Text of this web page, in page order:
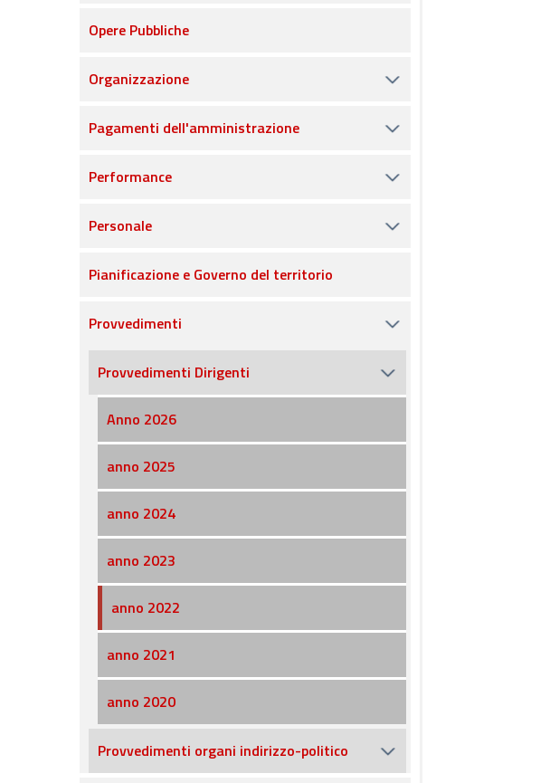
Opere Pubbliche
Organizzazione
Pagamenti dell'amministrazione
Performance
Personale
Pianificazione e Governo del territorio
Provvedimenti
Provvedimenti Dirigenti
Anno 2026
anno 2025
anno 2024
anno 2023
anno 2022
anno 2021
anno 2020
Provvedimenti organi indirizzo-politico